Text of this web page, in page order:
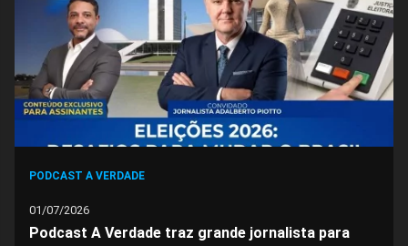
FacebookWhatsappTwitterMessengerTelegramGettr
PODCAST A VERDADE
01/07/2026
Podcast A Verdade traz grande jornalista para